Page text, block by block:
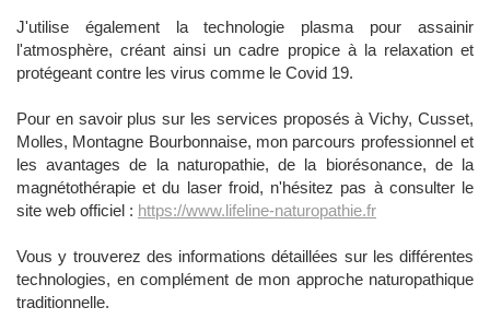
J'utilise également la technologie plasma pour assainir
l'atmosphère, créant ainsi un cadre propice à la relaxation et
protégeant contre les virus comme le Covid 19.
Pour en savoir plus sur les services proposés à Vichy, Cusset,
Molles, Montagne Bourbonnaise, mon parcours professionnel et
les avantages de la naturopathie, de la biorésonance, de la
magnétothérapie et du laser froid, n'hésitez pas à consulter le
site web officiel : https://www.lifeline-naturopathie.fr
Vous y trouverez des informations détaillées sur les différentes
technologies, en complément de mon approche naturopathique
traditionnelle.